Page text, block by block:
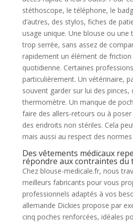
stéthoscope, le téléphone, le
d’autres, des stylos, fiches de
usage unique. Une blouse ou une
trop serrée, sans assez de
rapidement un élément de
quotidienne. Certaines
particulièrement. Un vétérinaire,
souvent garder sur lui des pinces,
thermomètre. Un manque de
faire des allers-retours ou à
des endroits non stériles. Cela
mais aussi au respect des normes
Des vêtements médicaux
répondre aux contraintes du
Chez blouse-medicale.fr, nous
meilleurs fabricants pour vous
professionnels adaptés à vos
allemande Dickies propose par
cinq poches renforcées, idéales